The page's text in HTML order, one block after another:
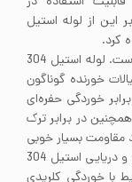
این از لوله استیل
مقاومت به خوردگی لوله استیل 304 بسیار عالی است. لوله استیل 304
خورنده گوناگون
خوبی در برابر خوردگی حفره‌ای
در برابر ترک
60 درجه سانتی‌گراد مقاومت بسیار خوبی
از خود نشان می‌دهد. البته برای کاربردهای ساحلی و دریایی استیل 304
با خوردگی کلریدی